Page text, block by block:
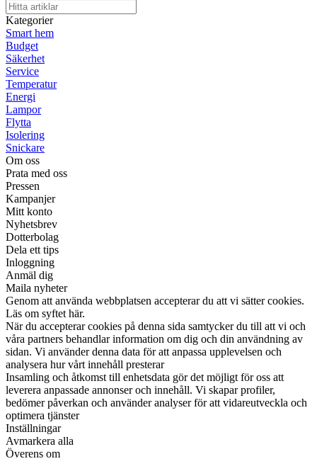
Kategorier
Smart hem
Budget
Säkerhet
Service
Temperatur
Energi
Lampor
Flytta
Isolering
Snickare
Om oss
Prata med oss
Pressen
Kampanjer
Mitt konto
Nyhetsbrev
Dotterbolag
Dela ett tips
Inloggning
Anmäl dig
Maila nyheter
Genom att använda webbplatsen accepterar du att vi sätter cookies.
Läs om syftet här.
När du accepterar cookies på denna sida samtycker du till att vi och
våra partners behandlar information om dig och din användning av
sidan. Vi använder denna data för att anpassa upplevelsen och
analysera hur vårt innehåll presterar
Insamling och åtkomst till enhetsdata gör det möjligt för oss att
leverera anpassade annonser och innehåll. Vi skapar profiler,
bedömer påverkan och använder analyser för att vidareutveckla och
optimera tjänster
Inställningar
Avmarkera alla
Överens om